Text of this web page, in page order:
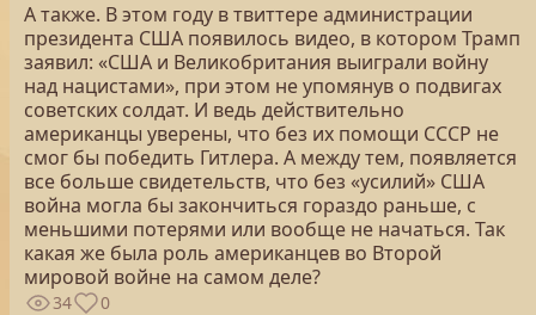
А также. В этом году в твиттере администрации
президента США появилось видео, в котором Трамп
заявил: «США и Великобритания выиграли войну
над нацистами», при этом не упомянув о подвигах
советских солдат. И ведь действительно
американцы уверены, что без их помощи СССР не
смог бы победить Гитлера. А между тем, появляется
все больше свидетельств, что без «усилий» США
война могла бы закончиться гораздо раньше, с
меньшими потерями или вообще не начаться. Так
какая же была роль американцев во Второй
мировой войне на самом деле?
34 0